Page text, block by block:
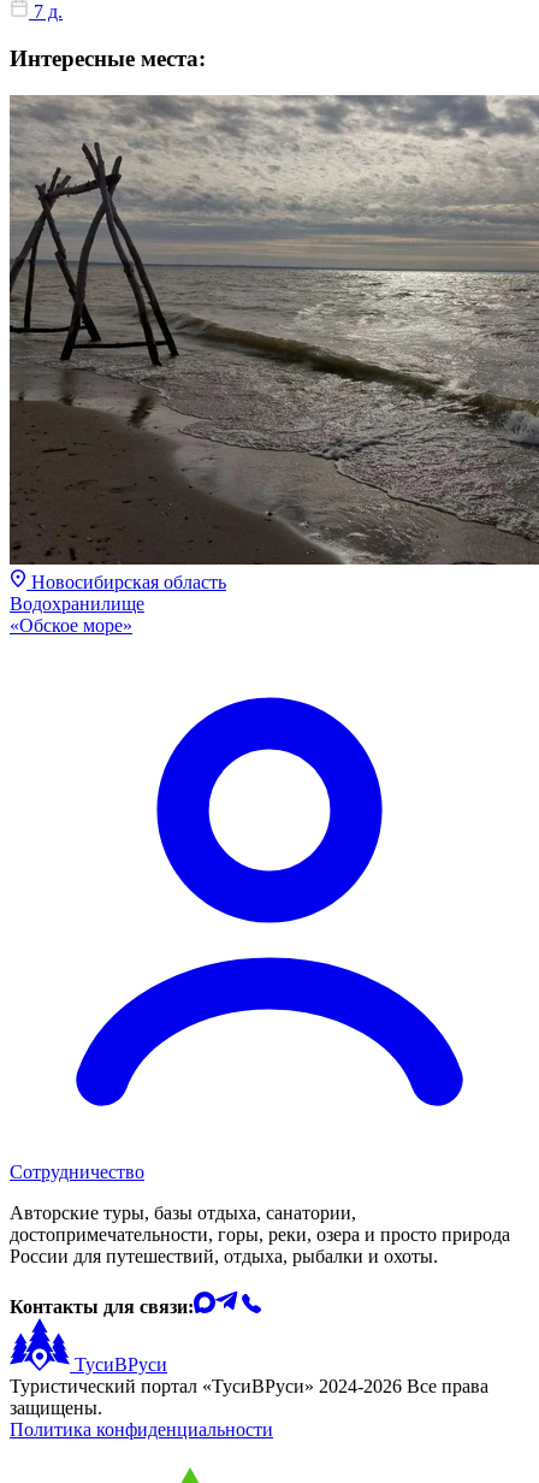
7 д.
Интересные места:
Новосибирская область
Водохранилище
«Обское море»
Сотрудничество
Авторские туры, базы отдыха, санатории,
достопримечательности, горы, реки, озера и просто природа
России для путешествий, отдыха, рыбалки и охоты.
Контакты для связи:
ТусиВРуси
Туристический портал «ТусиВРуси» 2024-2026 Все права
защищены.
Политика конфиденциальности